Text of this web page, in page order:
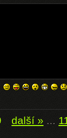
další » ...